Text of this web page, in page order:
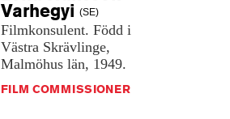
Varhegyi (SE)
Filmkonsulent. Född i
Västra Skrävlinge,
Malmöhus län, 1949.
FILM COMMISSIONER